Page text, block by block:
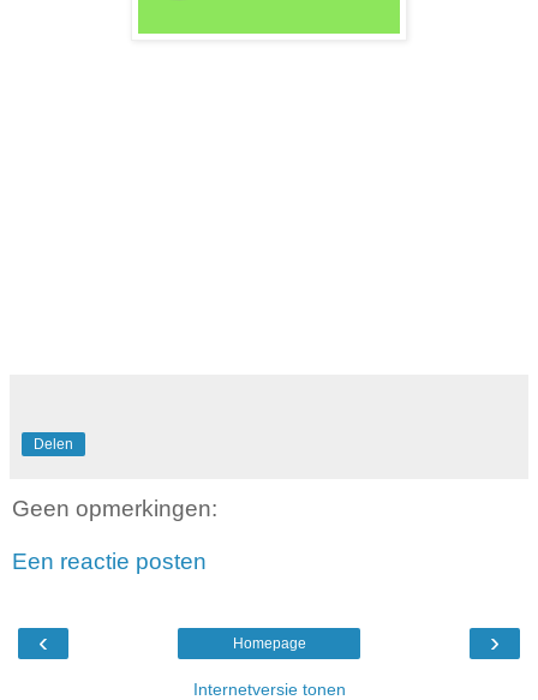
Delen
Geen opmerkingen:
Een reactie posten
‹ ›
Homepage
Internetversie tonen